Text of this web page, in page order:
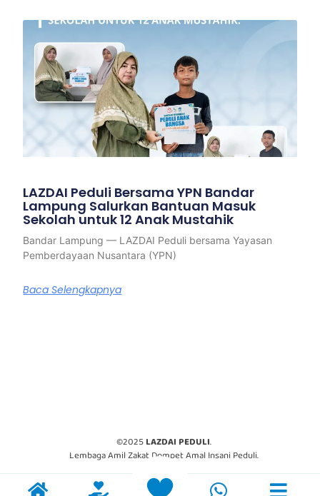
LAZDAI Peduli Bersama YPN Bandar
Lampung Salurkan Bantuan Masuk
Sekolah untuk 12 Anak Mustahik
Bandar Lampung — LAZDAI Peduli bersama Yayasan
Pemberdayaan Nusantara (YPN)
Baca Selengkapnya
©2025LAZDAI PEDULI.
Lembaga Amil Zakat Dompet Amal Insani Peduli.